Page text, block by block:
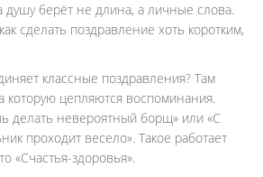
душу берёт не длина, а личные слова.
сделать поздравление хоть коротким,
классные поздравления? Там
которую цепляются воспоминания.
делать невероятный борщ» или «С
проходит весело». Такое работает
«Счастья-здоровья».